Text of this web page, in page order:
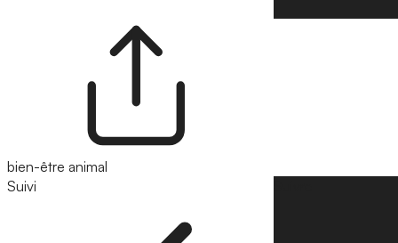
bien-être animal
Suivi